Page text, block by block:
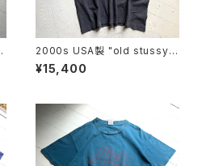
2000s USA製 "old stussy"
S/S T-shirt
¥15,400